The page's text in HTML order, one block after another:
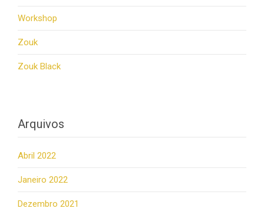
Workshop
Zouk
Zouk Black
Arquivos
Abril 2022
Janeiro 2022
Dezembro 2021